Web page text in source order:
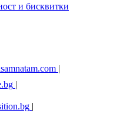
и бисквитки
|
|
|